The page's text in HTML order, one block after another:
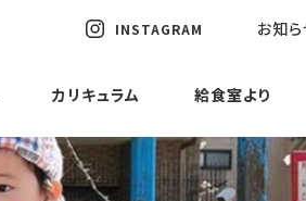
INSTAGRAM お知ら
カリキュラム 給食室より